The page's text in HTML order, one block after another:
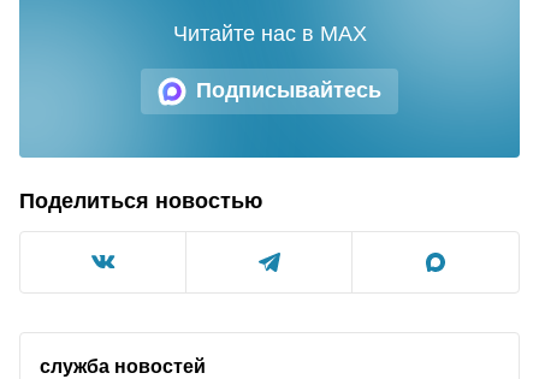
Подписывайтесь
Читайте нас в MAX
Поделиться новостью
служба новостей